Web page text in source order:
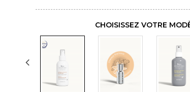
CHOISISSEZ VOTRE